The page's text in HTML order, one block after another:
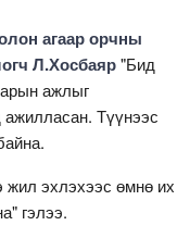
агаар орчны
Л.Хосбаяр"Бид
ажлыг
Түүнээс
жил эхлэхээс өмнө их
гэлээ.